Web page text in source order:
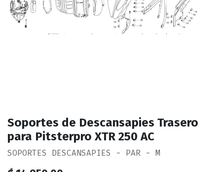
Soportes de Descansapies Trasero
para Pitsterpro XTR 250 AC
SOPORTES DESCANSAPIES - PAR - M